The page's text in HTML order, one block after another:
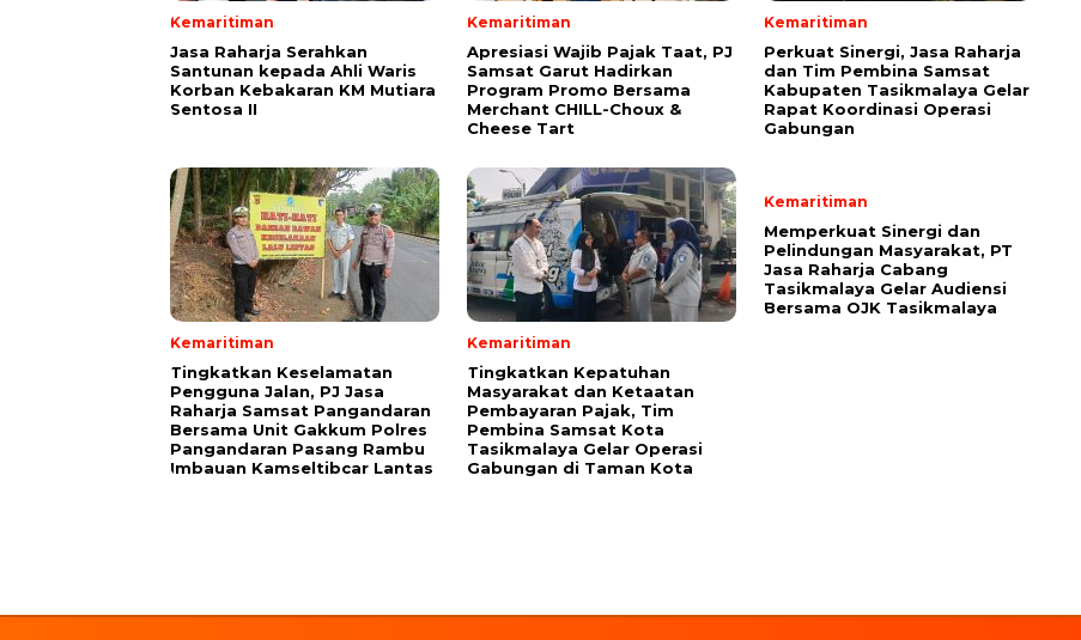
Kemaritiman
Jasa Raharja Serahkan
Santunan kepada Ahli Waris
Korban Kebakaran KM Mutiara
Sentosa II
Kemaritiman
Apresiasi Wajib Pajak Taat, PJ
Samsat Garut Hadirkan
Program Promo Bersama
Merchant CHILL-Choux &
Cheese Tart
Kemaritiman
Perkuat Sinergi, Jasa Raharja
dan Tim Pembina Samsat
Kabupaten Tasikmalaya Gelar
Rapat Koordinasi Operasi
Gabungan
Kemaritiman
Tingkatkan Keselamatan
Pengguna Jalan, PJ Jasa
Raharja Samsat Pangandaran
Bersama Unit Gakkum Polres
Pangandaran Pasang Rambu
Imbauan Kamseltibcar Lantas
Kemaritiman
Tingkatkan Kepatuhan
Masyarakat dan Ketaatan
Pembayaran Pajak, Tim
Pembina Samsat Kota
Tasikmalaya Gelar Operasi
Gabungan di Taman Kota
Kemaritiman
Memperkuat Sinergi dan
Pelindungan Masyarakat, PT
Jasa Raharja Cabang
Tasikmalaya Gelar Audiensi
Bersama OJK Tasikmalaya